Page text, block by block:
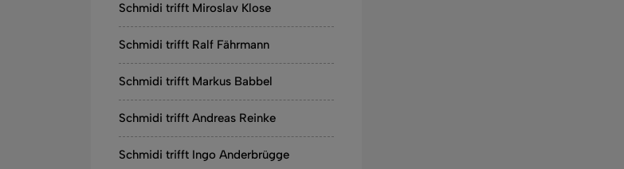
Schmidi trifft Miroslav Klose
Schmidi trifft Ralf Fährmann
Schmidi trifft Markus Babbel
Schmidi trifft Andreas Reinke
Schmidi trifft Ingo Anderbrügge